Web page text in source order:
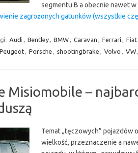
segmentu B a obecnie nawet
zagrożonych gatunków (wszystkie
Audi , Bentley, BMW, Caravan , Ferrari , Fiat
Peugeot, Porsche , shootingbrake , Volvo , VW,
Misiomobile –
Temat „tęczowych” pojazdów
wielkość, przeznaczenie a